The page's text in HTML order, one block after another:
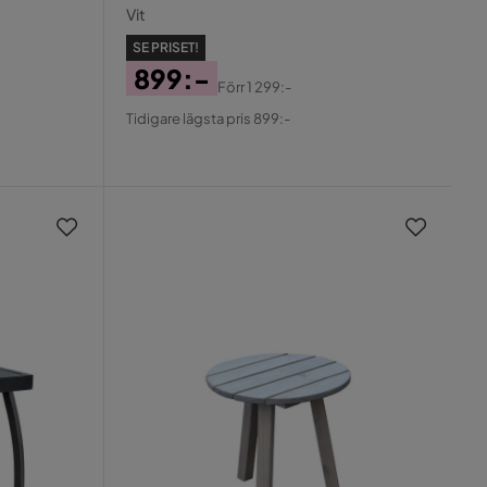
Vit
SE PRISET!
Pris
899:-
Original
Förr1 299:-
Tidigare lägsta pris 899:-